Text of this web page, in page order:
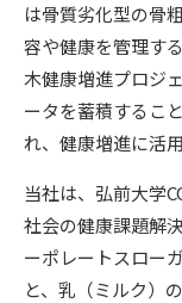
は骨質劣化型の骨
容や健康を管理す
木健康増進プロジ
ータを蓄積するこ
れ、健康増進に活
当社は、弘前大学
社会の健康課題解
ーポレートスロー
と、乳（ミルク）